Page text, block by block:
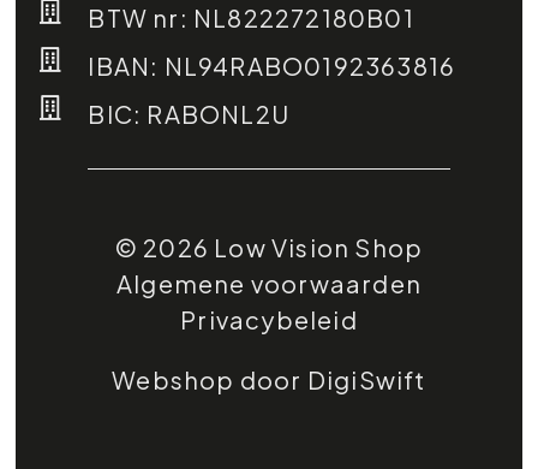
BTW nr: NL822272180B01
IBAN: NL94RABO0192363816
BIC: RABONL2U
© 2026 Low Vision Shop
Algemene voorwaarden
Privacybeleid
Webshop door DigiSwift